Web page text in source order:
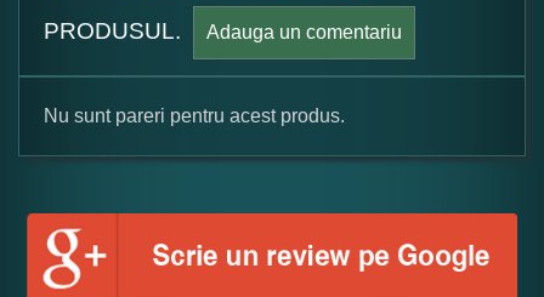
PRODUSUL.
Adauga un comentariu
Formular pareri client
Numele dumneavoastra:
Nu sunt pareri pentru acest produs.